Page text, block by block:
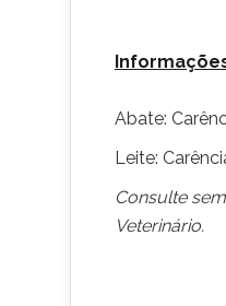
Abate:
Leite:
Consulte
Veterinário.